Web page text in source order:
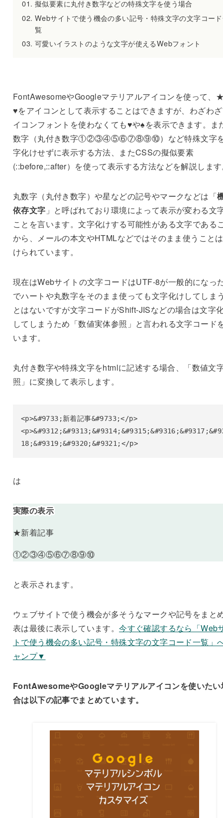
擬似要素に丸付き数字などの特殊文字を使う場合
Webサイトで使う機会の多い記号・特殊文字の文字コー
覧
可愛いイラストのような文字が使えるWebフォント
FontAwesomeやGoogleマテリアルアイコンを使って、
♥をアイコンとして表示することはできますが、わざわ
イコンフォントを使わなくても♥や♠を表示できます。ま
数字（丸付き数字①②③④⑤⑥⑦⑧⑨⑩）など特殊文字
字化けせずに表示する方法、またCSSの擬似要素
(::before,::after）を使って表示する方法などを解説しま
丸数字（丸付き数字）や星などの記号やマークなどは「
依存文字 」と呼ばれており環境によって表示が変わる文
ことを言います。文字化けする可能性がある文字である
から、メールの本文やHTMLなどではそのまま使うこと
けられています。
現在はWebサイトの文字コードはUTF-8が一般的になっ
でハートや丸数字をそのまま使っても文字化けしてしま
とはないですが文字コードがShift-JISなどの場合は文字
してしまうため「数値実体参照」と言われる文字コード
います。
丸付き数字や特殊文字をhtmlに記述する場合、「数値文
照」に変換して表示します。
<p>&#9733;新着記事&#9733;</p>
18;&#9319;&#9320;&#9321;</p>
は
実際の表示
★新着記事
①②③④⑤⑥⑦⑧⑨⑩
と表示されます。
ウェブサイトで使う機会が多そうなマークや記号をまと
表は最後に表示しています。今すぐ確認するなら「Web
トで使う機会の多い記号・特殊文字の文字コード一覧」
ャンプ▼
FontAwesomeやGoogleマテリアルアイコンを使いたい
合は以下の記事でまとめています。